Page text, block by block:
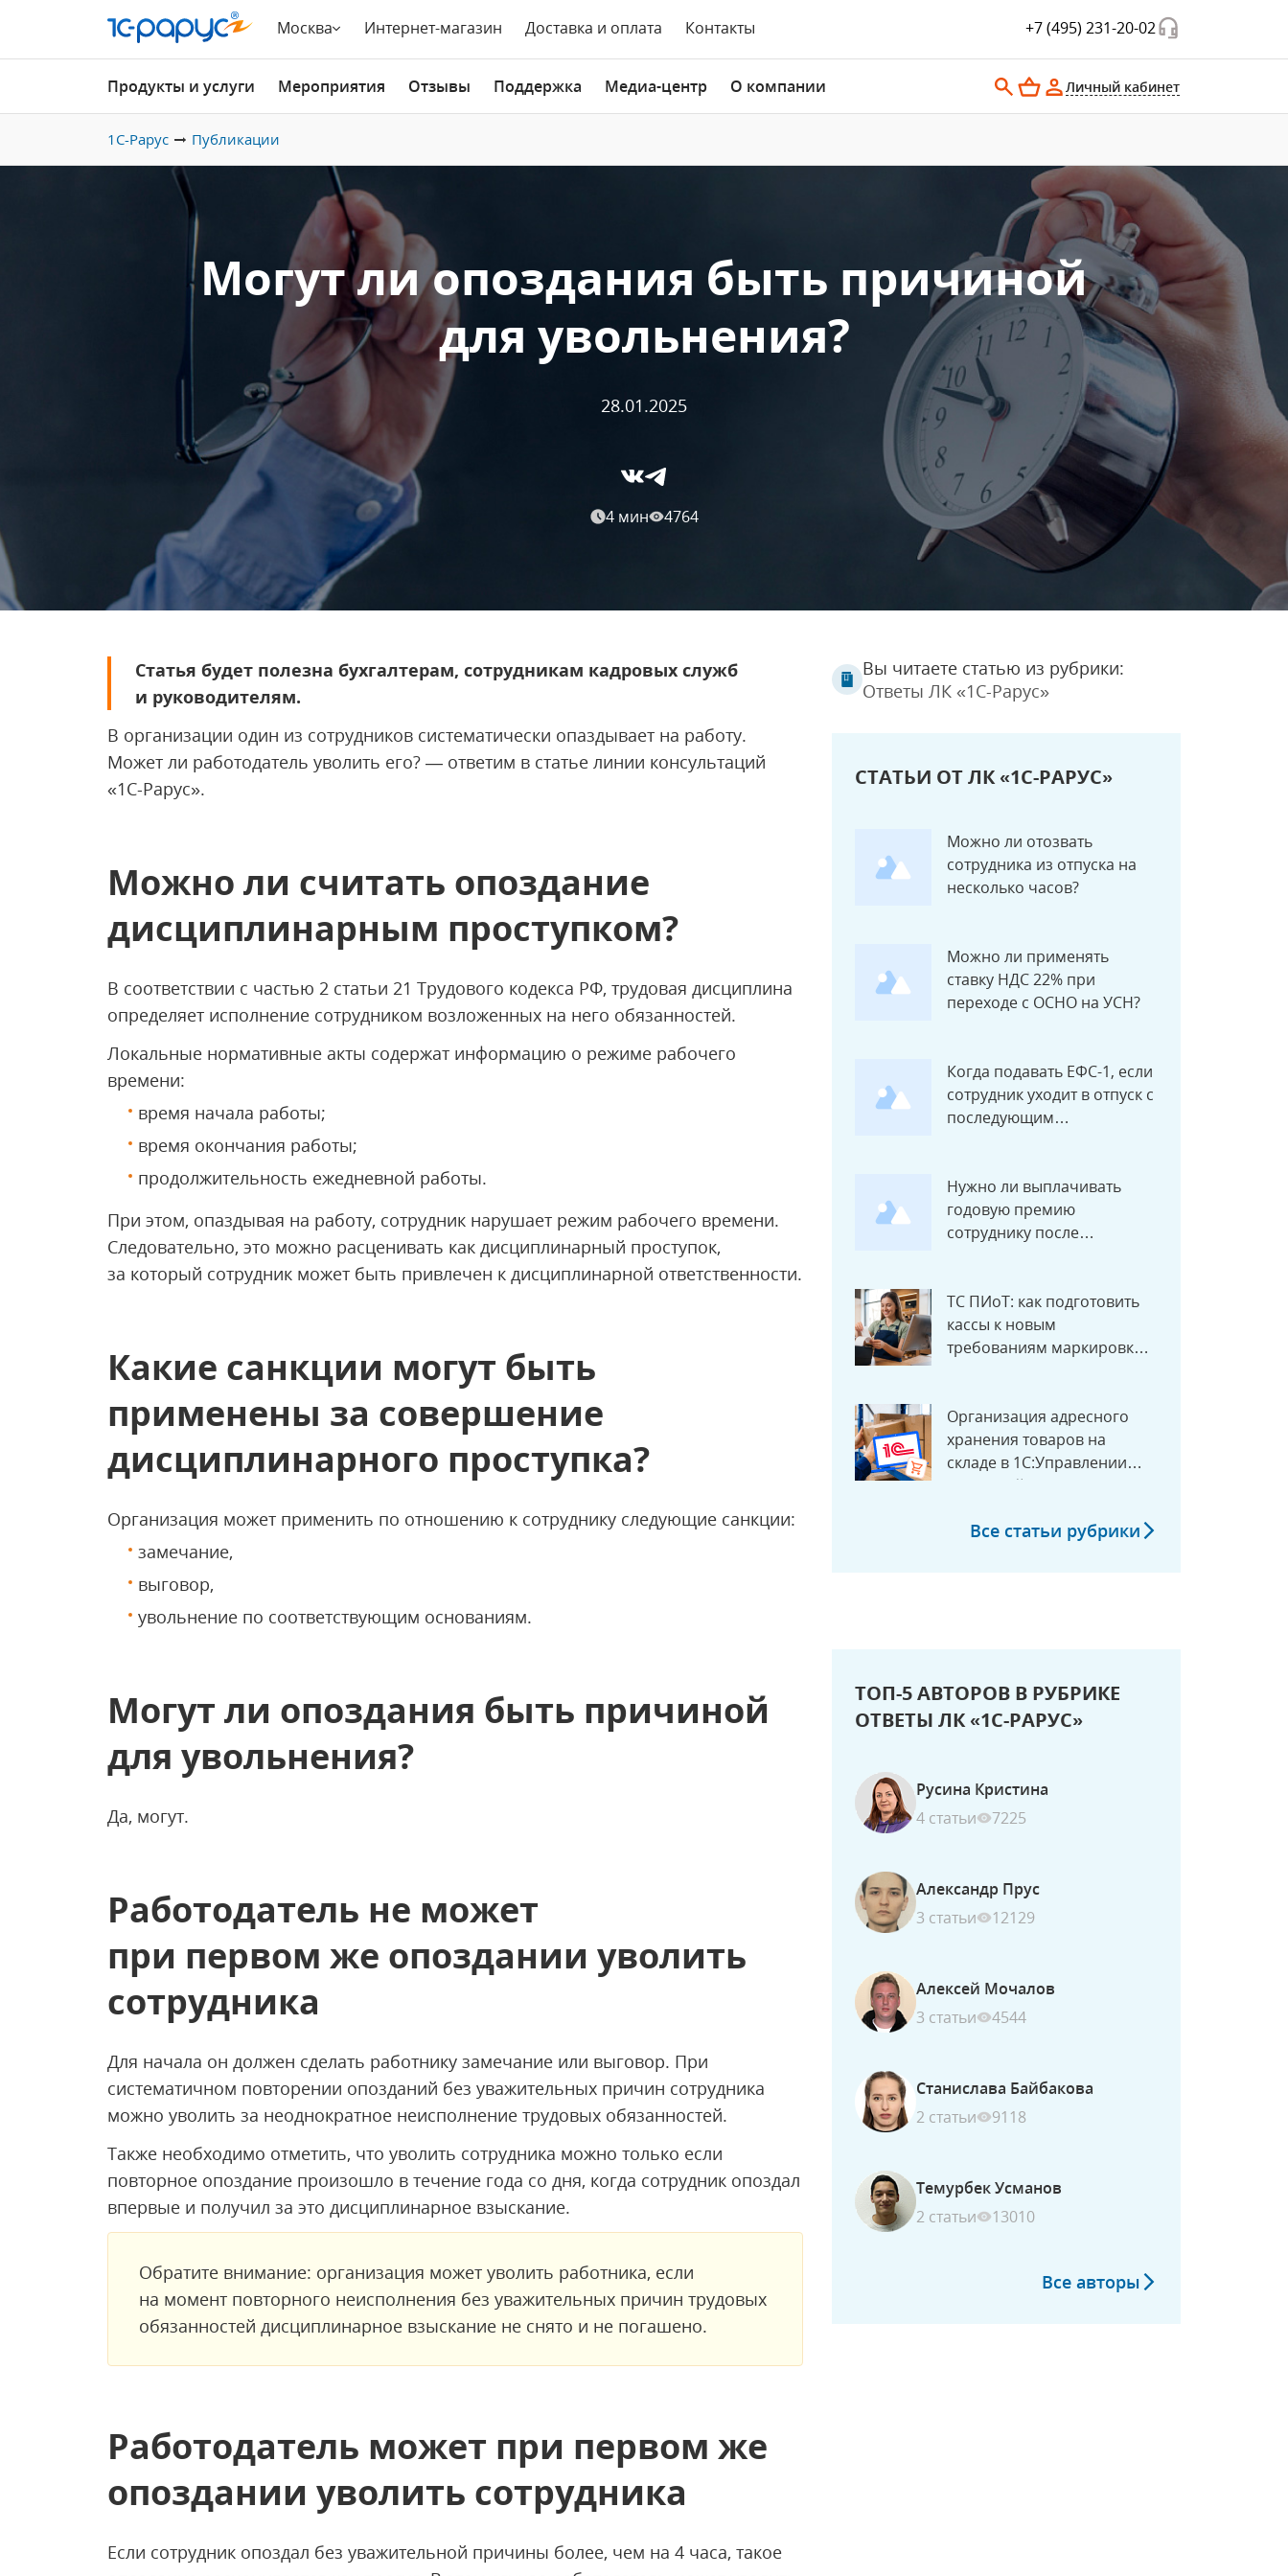
Москва Интернет-магазин Доставка и оплата Контакты +7 (495) 231-20-02
Продукты и услуги Мероприятия Отзывы Поддержка Медиа-центр О компании Личный кабинет
1С-Рарус Публикации
Могут ли опоздания быть причиной
для увольнения?
28.01.2025
4 мин 4764
Статья будет полезна бухгалтерам, сотрудникам кадровых служб
и руководителям.
В организации один из сотрудников систематически опаздывает на работу.
Может ли работодатель уволить его? — ответим в статье линии консультаций
«1С-Рарус».
Можно ли считать опоздание
дисциплинарным проступком?
В соответствии с частью 2 статьи 21 Трудового кодекса РФ, трудовая дисциплина
определяет исполнение сотрудником возложенных на него обязанностей.
Локальные нормативные акты содержат информацию о режиме рабочего
времени:
время начала работы;
время окончания работы;
продолжительность ежедневной работы.
При этом, опаздывая на работу, сотрудник нарушает режим рабочего времени.
Следовательно, это можно расценивать как дисциплинарный проступок,
за который сотрудник может быть привлечен к дисциплинарной ответственности.
Какие санкции могут быть
применены за совершение
дисциплинарного проступка?
Организация может применить по отношению к сотруднику следующие санкции:
замечание,
выговор,
увольнение по соответствующим основаниям.
Могут ли опоздания быть причиной
для увольнения?
Да, могут.
Работодатель не может
при первом же опоздании уволить
сотрудника
Для начала он должен сделать работнику замечание или выговор. При
систематичном повторении опозданий без уважительных причин сотрудника
можно уволить за неоднократное неисполнение трудовых обязанностей.
Также необходимо отметить, что уволить сотрудника можно только если
повторное опоздание произошло в течение года со дня, когда сотрудник опоздал
впервые и получил за это дисциплинарное взыскание.
Обратите внимание: организация может уволить работника, если
на момент повторного неисполнения без уважительных причин трудовых
обязанностей дисциплинарное взыскание не снято и не погашено.
Работодатель может при первом же
опоздании уволить сотрудника
Если сотрудник опоздал без уважительной причины более, чем на 4 часа, такое
Вы читаете статью из рубрики:
Ответы ЛК «1С-Рарус»
СТАТЬИ ОТ ЛК «1С-РАРУС»
Можно ли отозвать
сотрудника из отпуска на
несколько часов?
Можно ли применять
ставку НДС 22% при
переходе с ОСНО на УСН?
Когда подавать ЕФС-1, если
сотрудник уходит в отпуск с
последующим
Нужно ли выплачивать
годовую премию
сотруднику после
ТС ПИоТ: как подготовить
кассы к новым
требованиям маркировки с
Организация адресного
хранения товаров на
складе в 1С:Управлении
торговлей
Все статьи рубрики
ТОП-5 АВТОРОВ В РУБРИКЕ
ОТВЕТЫ ЛК «1С-РАРУС»
Русина Кристина
4 статьи
7225
Александр Прус
3 статьи
12129
Алексей Мочалов
3 статьи
4544
Станислава Байбакова
2 статьи
9118
Темурбек Усманов
2 статьи
13010
Все авторы